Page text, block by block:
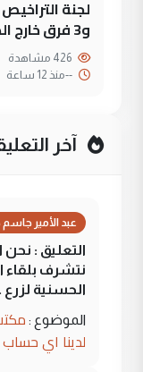
و3 فرق خارج الضوابط
--منذ 12 ساعة
آخر
عبد الأمير
التعليق : نحن
نتشرف بلقاء
الحسنية لزرع
الموضوع :
لدينا اي